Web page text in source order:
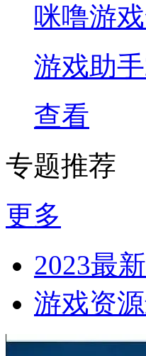
咪噜游
游戏助手
查看
专题推荐
更多
2023最
游戏资